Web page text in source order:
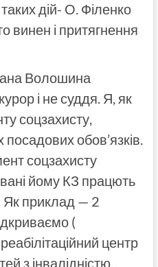
дій- О. Філенко
винен і притягнення
Волошина
і не суддя. Я, як
соцзахисту,
обов’язків.
соцзахисту
йому КЗ працють
Як приклад — 2
(
центр
з інвалідністю.